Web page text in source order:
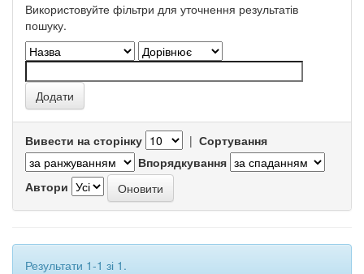
Використовуйте фільтри для уточнення результатів
пошуку.
Вивести на сторінку | Сортування
Впорядкування
Автори
Результати 1-1 зі 1.